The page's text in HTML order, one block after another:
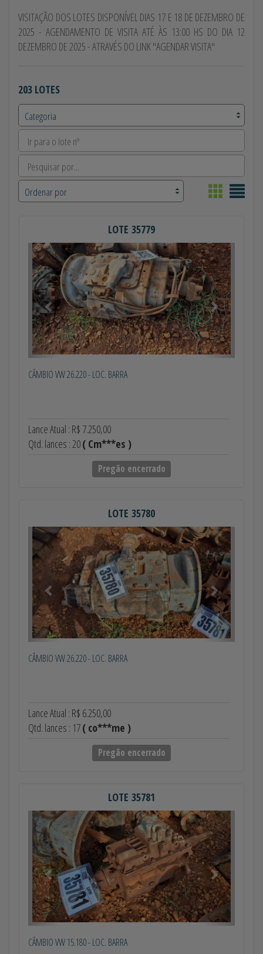
VISITAÇÃO DOS LOTES DISPONÍVEL DIAS 17 E 18 DE DEZEMBRO DE
2025 - AGENDAMENTO DE VISITA ATÉ ÀS 13:00 HS DO DIA 12
DEZEMBRO DE 2025 - ATRAVÉS DO LINK ''AGENDAR VISITA''
203 LOTES
LOTE 35779
Anterior Próximo
CÂMBIO VW 26.220 - LOC. BARRA
Lance Atual : R$ 7.250,00
Qtd. lances : 20( Cm***es )
Pregão encerrado
LOTE 35780
Anterior Próximo
CÂMBIO VW 26.220 - LOC. BARRA
Lance Atual : R$ 6.250,00
Qtd. lances : 17( co***me )
Pregão encerrado
LOTE 35781
Anterior Próximo
CÂMBIO VW 15.180 - LOC. BARRA